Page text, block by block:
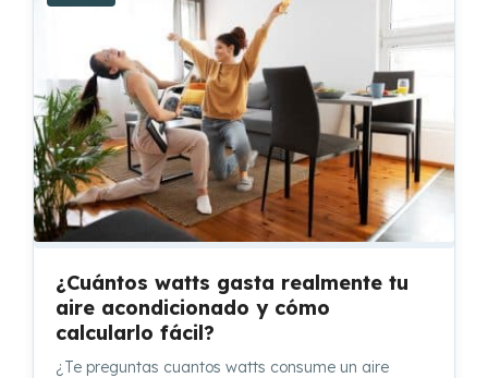
¿Cuántos watts gasta realmente tu
aire acondicionado y cómo
calcularlo fácil?
¿Te preguntas cuantos watts consume un aire